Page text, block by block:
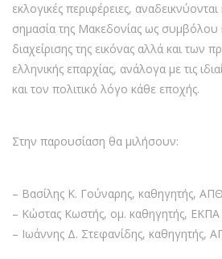
εκλογικές περιφέρειες,
σημασία της Μακεδονίας ως συμβόλου
διαχείρισης της εικόνας αλλά και των
ελληνικής επαρχίας, ανάλογα με τις
και τον πολιτικό λόγο κάθε εποχής.
Στην παρουσίαση θα μιλήσουν:
– Βασίλης Κ. Γούναρης, καθηγητής,
– Κώστας Κωστής, ομ. καθηγητής,
– Ιωάννης Δ. Στεφανίδης, καθηγητής,